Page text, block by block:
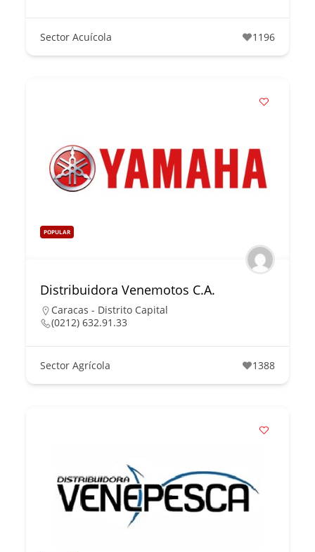
Sector Acuícola 1196
POPULAR
Distribuidora Venemotos C.A.
Caracas - Distrito Capital
(0212) 632.91.33
Sector Agrícola 1388